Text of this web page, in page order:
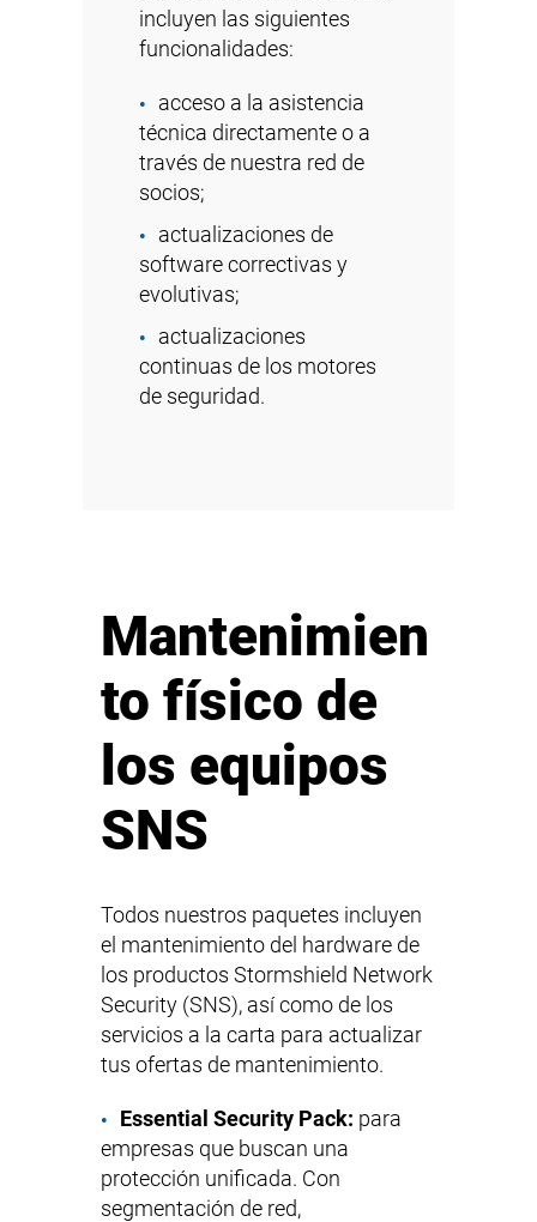
incluyen las siguientes
funcionalidades:
acceso a la asistencia
técnica directamente o a
través de nuestra red de
socios;
actualizaciones de
software correctivas y
evolutivas;
actualizaciones
continuas de los motores
de seguridad.
Mantenimien
to físico de
los equipos
SNS
Todos nuestros paquetes incluyen
el mantenimiento del hardware de
los productos Stormshield Network
Security (SNS), así como de los
servicios a la carta para actualizar
tus ofertas de mantenimiento.
Essential Security Pack: para
empresas que buscan una
protección unificada. Con
segmentación de red,